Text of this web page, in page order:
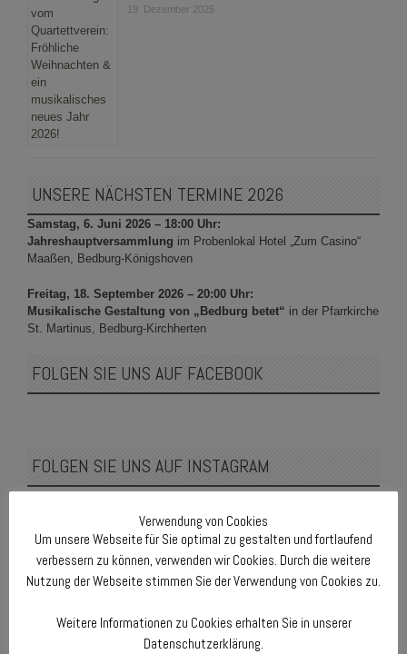
19. Dezember 2025
UNSERE NÄCHSTEN TERMINE 2026
Samstag, 6. Juni 2026 – 18:00 Uhr:
Jahreshauptversammlung im Probenlokal Hotel „Zum Casino“
Maaßen, Bedburg-Königshoven
Freitag, 18. September 2026 – 20:00 Uhr:
Musikalische Gestaltung von „Bedburg betet“ in der Pfarrkirche
St. Martinus, Bedburg-Kirchherten
FOLGEN SIE UNS AUF FACEBOOK
FOLGEN SIE UNS AUF INSTAGRAM
Die Aktivitäten des MGV Quartettverein 1930
Königshoven e. V. aus 50181 Bedburg-Königshoven
(Rhein-Erft-Kreis) auf Instagram.
Verwendung von Cookies
Um unsere Webseite für Sie optimal zu gestalten und fortlaufend
verbessern zu können, verwenden wir Cookies. Durch die weitere
Nutzung der Webseite stimmen Sie der Verwendung von Cookies zu.
Weitere Informationen zu Cookies erhalten Sie in unserer
Datenschutzerklärung.